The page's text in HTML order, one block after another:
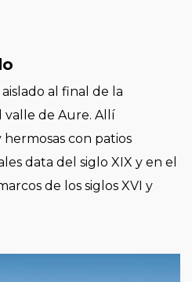
al final de la
valle de Aure. Allí
con patios
data del siglo XIX y en el
de los siglos XVI y